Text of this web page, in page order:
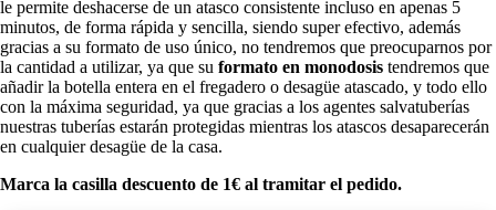
le permite deshacerse de un atasco consistente incluso en apenas 5
minutos, de forma rápida y sencilla, siendo super efectivo, además
gracias a su formato de uso único, no tendremos que preocuparnos por
la cantidad a utilizar, ya que su formato en monodosis tendremos que
añadir la botella entera en el fregadero o desagüe atascado, y todo ello
con la máxima seguridad, ya que gracias a los agentes salvatuberías
nuestras tuberías estarán protegidas mientras los atascos desaparecerán
en cualquier desagüe de la casa.
Marca la casilla descuento de 1€ al tramitar el pedido.